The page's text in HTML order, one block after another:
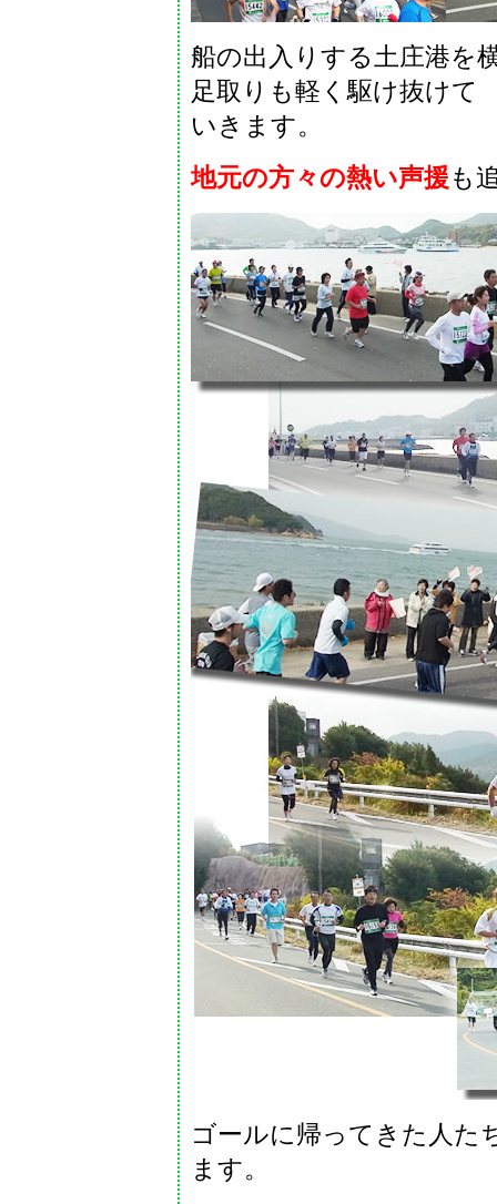
船の出入りする土庄港を
足取りも軽く駆け抜けて
いきます。
地元の方々の熱い声援も
ゴールに帰ってきた人た
ます。